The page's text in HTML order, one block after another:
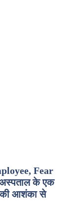
Fear
के एक
की आशंका से